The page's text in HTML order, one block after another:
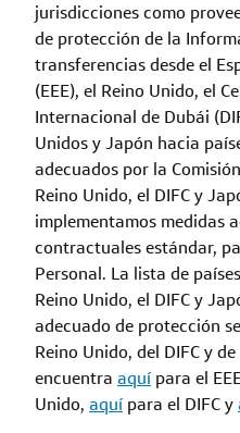
jurisdicciones como
de protección de la
transferencias desde el
(EEE), el Reino Unido, el
Internacional de Dubái
Unidos y Japón hacia
adecuados por la
Reino Unido, el DIFC y
implementamos medidas
contractuales estándar,
Personal. La lista de
Reino Unido, el DIFC y
adecuado de protección
Reino Unido, del DIFC y
encuentra aquípara el
Unido, aquípara el DIFC y